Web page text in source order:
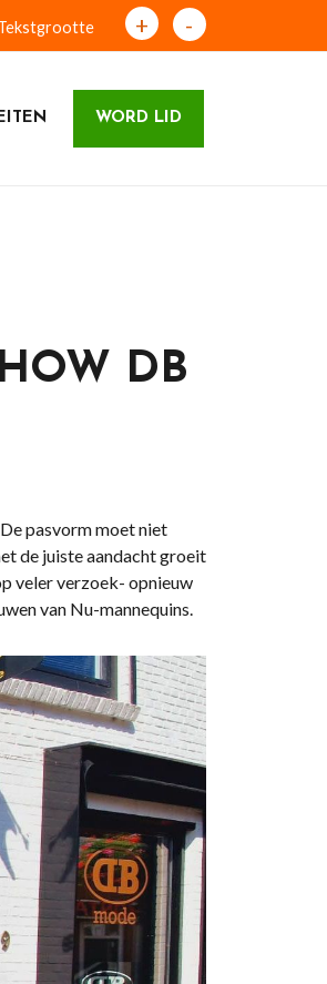
+ -
WORD LID
DB
pasvorm moet niet
de juiste aandacht groeit
veler verzoek- opnieuw
van Nu-mannequins.